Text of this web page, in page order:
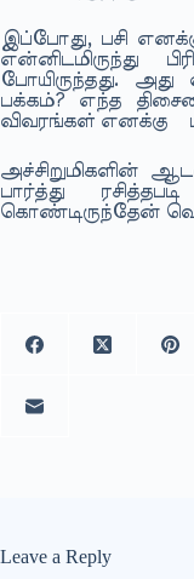
இப்போது, பசி
என்னிடமிருந்து
போயிருந்தது. அது
பக்கம்? எந்த
விவரங்கள் எனக்கு
அச்சிறுமிகளின்
பார்த்து
கொண்டிருந்தேன்
Leave a Reply